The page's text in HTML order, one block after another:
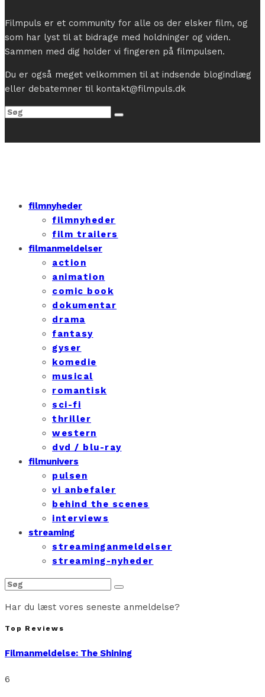
Filmpuls er et community for alle os der elsker film, og
som har lyst til at bidrage med holdninger og viden.
Sammen med dig holder vi fingeren på filmpulsen.
Du er også meget velkommen til at indsende blogindlæg
eller debatemner til kontakt@filmpuls.dk
filmnyheder
filmnyheder
film trailers
filmanmeldelser
action
animation
comic book
dokumentar
drama
fantasy
gyser
komedie
musical
romantisk
sci-fi
thriller
western
dvd / blu-ray
filmunivers
pulsen
vi anbefaler
behind the scenes
interviews
streaming
streaminganmeldelser
streaming-nyheder
Har du læst vores seneste anmeldelse?
Top Reviews
Filmanmeldelse: The Shining
6